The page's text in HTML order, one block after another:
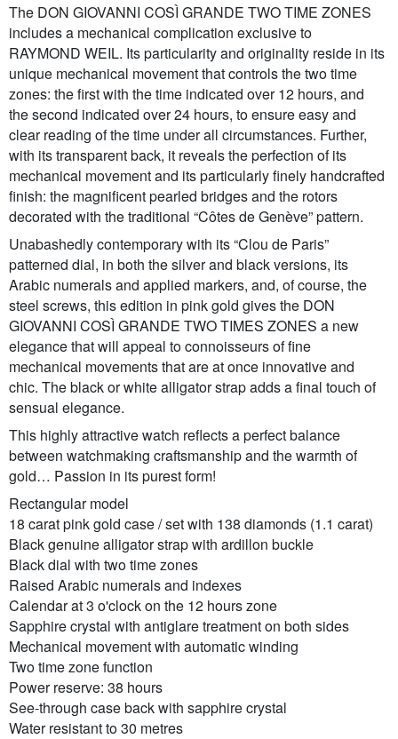
The DON GIOVANNI COSÌ GRANDE TWO TIME ZONES
includes a mechanical complication exclusive to
RAYMOND WEIL. Its particularity and originality reside in its
unique mechanical movement that controls the two time
zones: the first with the time indicated over 12 hours, and
the second indicated over 24 hours, to ensure easy and
clear reading of the time under all circumstances. Further,
with its transparent back, it reveals the perfection of its
mechanical movement and its particularly finely handcrafted
finish: the magnificent pearled bridges and the rotors
decorated with the traditional “Côtes de Genève” pattern.
Unabashedly contemporary with its “Clou de Paris”
patterned dial, in both the silver and black versions, its
Arabic numerals and applied markers, and, of course, the
steel screws, this edition in pink gold gives the DON
GIOVANNI COSÌ GRANDE TWO TIMES ZONES a new
elegance that will appeal to connoisseurs of fine
mechanical movements that are at once innovative and
chic. The black or white alligator strap adds a final touch of
sensual elegance.
This highly attractive watch reflects a perfect balance
between watchmaking craftsmanship and the warmth of
gold… Passion in its purest form!
Rectangular model
18 carat pink gold case / set with 138 diamonds (1.1 carat)
Black genuine alligator strap with ardillon buckle
Black dial with two time zones
Raised Arabic numerals and indexes
Calendar at 3 o'clock on the 12 hours zone
Sapphire crystal with antiglare treatment on both sides
Mechanical movement with automatic winding
Two time zone function
Power reserve: 38 hours
See-through case back with sapphire crystal
Water resistant to 30 metres